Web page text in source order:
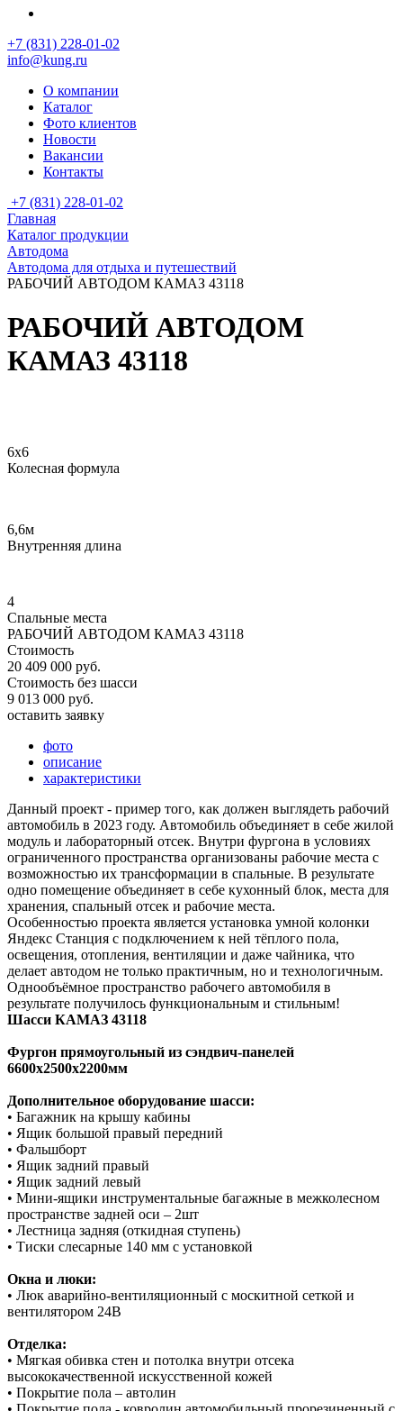
+7 (831) 228-01-02
info@kung.ru
О компании
Каталог
Фото клиентов
Новости
Вакансии
Контакты
+7 (831) 228-01-02
Главная
Каталог продукции
Автодома
Автодома для отдыха и путешествий
РАБОЧИЙ АВТОДОМ КАМАЗ 43118
РАБОЧИЙ АВТОДОМ
КАМАЗ 43118
6х6
Колесная формула
6,6м
Внутренняя длина
4
Спальные места
РАБОЧИЙ АВТОДОМ КАМАЗ 43118
Стоимость
20 409 000 руб.
Стоимость без шасси
9 013 000 руб.
оставить заявку
фото
описание
характеристики
Данный проект - пример того, как должен выглядеть рабочий
автомобиль в 2023 году. Автомобиль объединяет в себе жилой
модуль и лабораторный отсек. Внутри фургона в условиях
ограниченного пространства организованы рабочие места с
возможностью их трансформации в спальные. В результате
одно помещение объединяет в себе кухонный блок, места для
хранения, спальный отсек и рабочие места.
Особенностью проекта является установка умной колонки
Яндекс Станция с подключением к ней тёплого пола,
освещения, отопления, вентиляции и даже чайника, что
делает автодом не только практичным, но и технологичным.
Однообъёмное пространство рабочего автомобиля в
результате получилось функциональным и стильным!
Шасси КАМАЗ 43118
Фургон прямоугольный из сэндвич-панелей
6600х2500х2200мм
Дополнительное оборудование шасси:
• Багажник на крышу кабины
• Ящик большой правый передний
• Фальшборт
• Ящик задний правый
• Ящик задний левый
• Мини-ящики инструментальные багажные в межколесном
пространстве задней оси – 2шт
• Лестница задняя (откидная ступень)
• Тиски слесарные 140 мм с установкой
Окна и люки:
• Люк аварийно-вентиляционный с москитной сеткой и
вентилятором 24В
Отделка:
• Мягкая обивка стен и потолка внутри отсека
высококачественной искусственной кожей
• Покрытие пола – автолин